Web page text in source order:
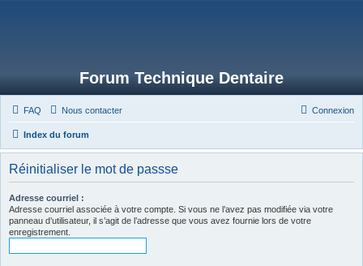
Forum Technique Dentaire
FAQ Nous contacter Connexion
Index du forum
Réinitialiser le mot de passse
Adresse courriel :
Adresse courriel associée à votre compte. Si vous ne l’avez pas modifiée via votre
panneau d’utilisateur, il s’agit de l’adresse que vous avez fournie lors de votre
enregistrement.